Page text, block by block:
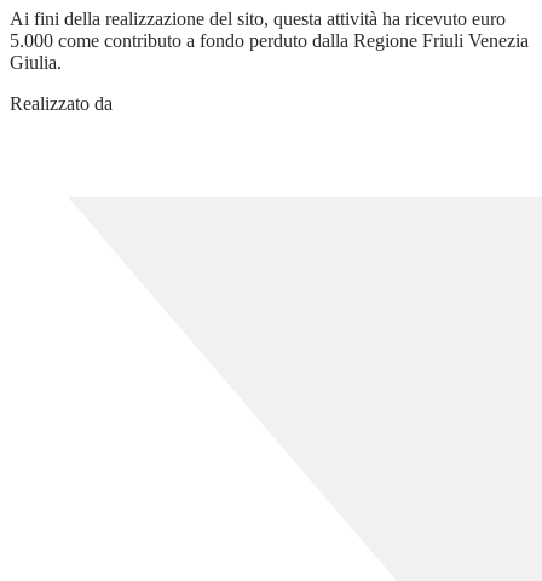
Ai fini della realizzazione del sito, questa attività ha ricevuto euro
5.000 come contributo a fondo perduto dalla Regione Friuli Venezia
Giulia.
Realizzato da